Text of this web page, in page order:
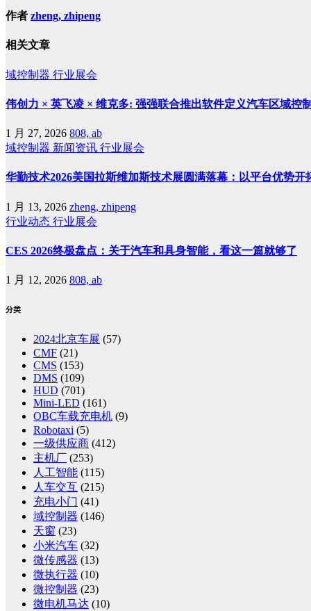
作者 zheng, zhipeng
相关文章
域控制器 行业展会
伟创力 × 英飞凌 × 维克多: 强强联合推出软件定义汽车区域控
1 月 27, 2026 808, ab
域控制器 新闻资讯 行业展会
华勤技术2026美国拉斯维加斯技术展圆满落幕：以平台优势开
1 月 13, 2026 zheng, zhipeng
行业动态 行业展会
CES 2026终极盘点：关于汽车和具身智能，看这一篇就够了
1 月 12, 2026 808, ab
分类
2024北京车展 (57)
CMF (21)
CMS (153)
DMS (109)
HUD (701)
Mini-LED (161)
OBC车载充电机 (9)
Robotaxi (5)
一级供应商 (412)
主机厂 (253)
人工智能 (115)
人车交互 (215)
充电小门 (41)
域控制器 (146)
天窗 (23)
小米汽车 (32)
微传感器 (13)
微执行器 (10)
微控制器 (23)
微电机马达 (10)